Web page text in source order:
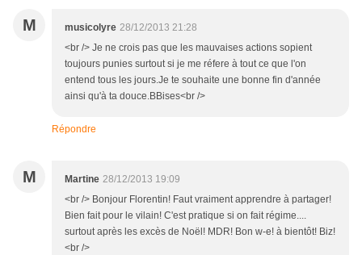
M musicolyre 28/12/2013 21:28
<br /> Je ne crois pas que les mauvaises actions sopient
toujours punies surtout si je me réfere à tout ce que l'on
entend tous les jours.Je te souhaite une bonne fin d'année
ainsi qu'à ta douce.BBises<br />
Répondre
M Martine 28/12/2013 19:09
<br /> Bonjour Florentin! Faut vraiment apprendre à partager!
Bien fait pour le vilain! C'est pratique si on fait régime....
surtout après les excès de Noël! MDR! Bon w-e! à bientôt! Biz!
<br />